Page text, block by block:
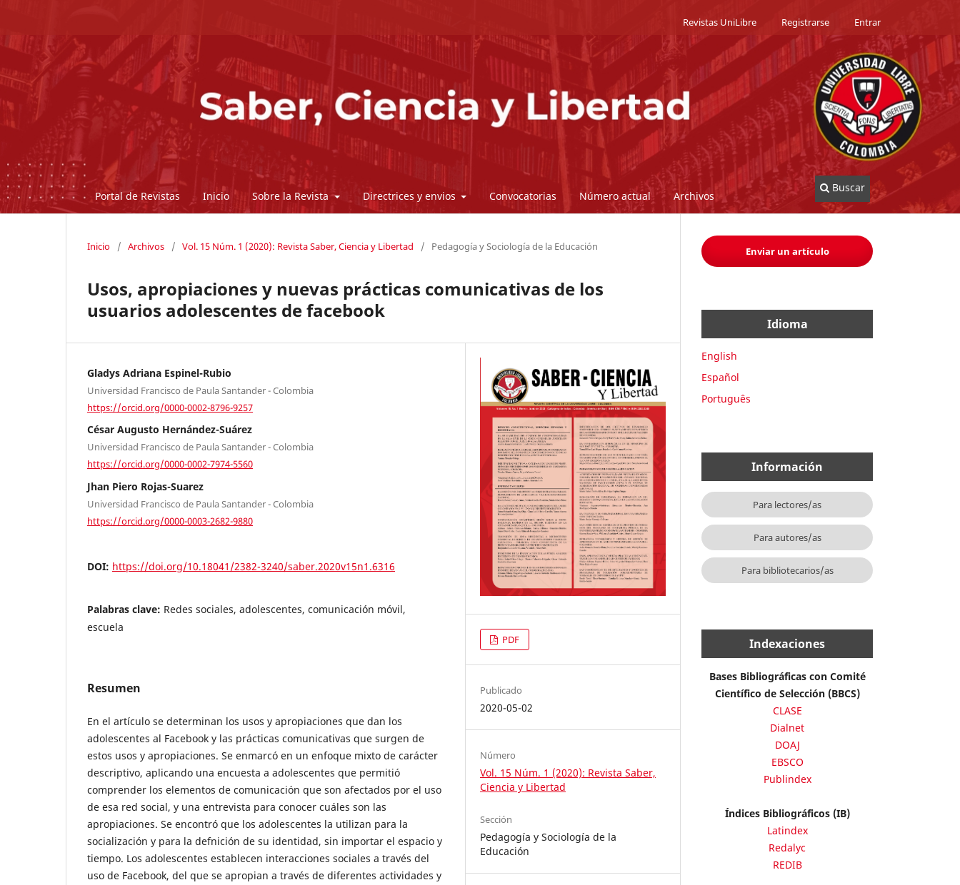
Portal de Revistas Inicio Sobre la Revista Directrices y envios Convocatorias Número actual Archivos
Buscar
Revistas UniLibre Registrarse Entrar
Inicio / Archivos / Vol. 15 Núm. 1 (2020): Revista Saber, Ciencia y Libertad / Pedagogía y Sociología de la Educación
Usos, apropiaciones y nuevas prácticas comunicativas de los
usuarios adolescentes de facebook
Gladys Adriana Espinel-Rubio
Universidad Francisco de Paula Santander - Colombia
https://orcid.org/0000-0002-8796-9257
César Augusto Hernández-Suárez
Universidad Francisco de Paula Santander - Colombia
https://orcid.org/0000-0002-7974-5560
Jhan Piero Rojas-Suarez
Universidad Francisco de Paula Santander - Colombia
https://orcid.org/0000-0003-2682-9880
DOI: https://doi.org/10.18041/2382-3240/saber.2020v15n1.6316
Palabras clave: Redes sociales, adolescentes, comunicación móvil,
escuela
Resumen
En el artículo se determinan los usos y apropiaciones que dan los
adolescentes al Facebook y las prácticas comunicativas que surgen de
estos usos y apropiaciones. Se enmarcó en un enfoque mixto de carácter
descriptivo, aplicando una encuesta a adolescentes que permitió
comprender los elementos de comunicación que son afectados por el uso
de esa red social, y una entrevista para conocer cuáles son las
apropiaciones. Se encontró que los adolescentes la utilizan para la
socialización y para la defnición de su identidad, sin importar el espacio y
tiempo. Los adolescentes establecen interacciones sociales a través del
uso de Facebook, del que se apropian a través de diferentes actividades y
PDF
Publicado
2020-05-02
Número
Vol. 15 Núm. 1 (2020): Revista Saber,
Ciencia y Libertad
Sección
Pedagogía y Sociología de la
Educación
Enviar un artículo
Idioma
English
Español
Português
Información
Para lectores/as
Para autores/as
Para bibliotecarios/as
Indexaciones
Bases Bibliográficas con Comité
Científico de Selección (BBCS)
CLASE
Dialnet
DOAJ
EBSCO
Publindex
Índices Bibliográficos (IB)
Latindex
Redalyc
REDIB